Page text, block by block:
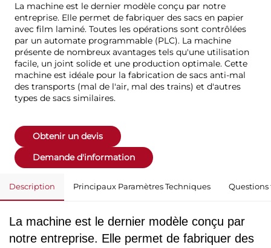
La machine est le dernier modèle conçu par notre
entreprise. Elle permet de fabriquer des sacs en papier
avec film laminé. Toutes les opérations sont contrôlées
par un automate programmable (PLC). La machine
présente de nombreux avantages tels qu'une utilisation
facile, un joint solide et une production optimale. Cette
machine est idéale pour la fabrication de sacs anti-mal
des transports (mal de l'air, mal des trains) et d'autres
types de sacs similaires.
Obtenir un devis
Demande d'information
Description Principaux Paramètres Techniques
La machine est le dernier modèle conçu par
notre entreprise. Elle permet de fabriquer des